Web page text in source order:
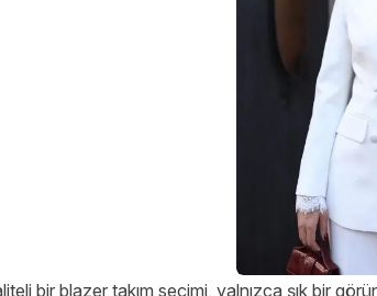
bir blazer takım seçimi, yalnızca şık bir